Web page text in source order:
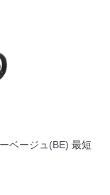
ベージュ(BE) 最短